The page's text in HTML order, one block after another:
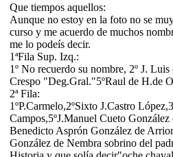
Que tiempos aquellos:
Aunque no estoy en la foto no se
curso y me acuerdo de muchos
me lo podeís decir.
1ªFila Sup. Izq.:
1º No recuerdo su nombre, 2º J. Luis
Crespo "Deg.Gral."5ºRaul de H.de
2ª Fila:
1ºP.Carmelo,2ºSixto J.Castro
Campos,5ºJ.Manuel Cueto
Benedicto Asprón González de
González de Nembra sobrino del